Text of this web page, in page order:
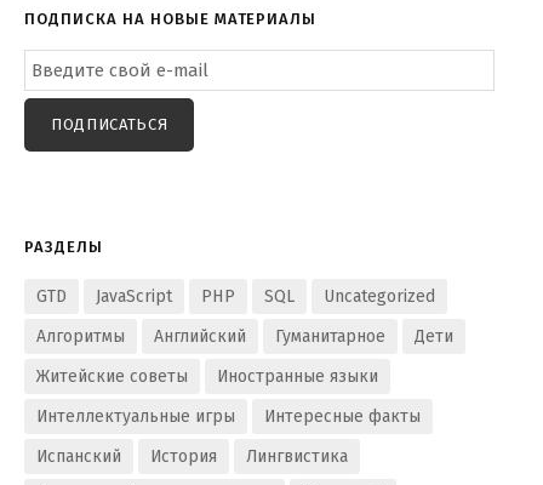
ПОДПИСКА НА НОВЫЕ МАТЕРИАЛЫ
Email
Subscription
ПОДПИСАТЬСЯ
РАЗДЕЛЫ
GTD JavaScript PHP SQL
Uncategorized
Алгоритмы
Английский Гуманитарное
Дети
Житейские советы
Иностранные языки
Интеллектуальные игры
Интересные факты
Испанский
История
Лингвистика